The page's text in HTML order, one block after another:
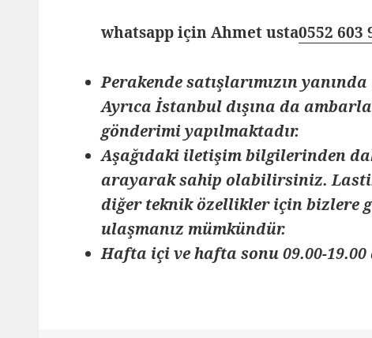
whatsapp için Ahmet usta0552 603
Perakende satışlarımızın
Ayrıca İstanbul dışına da
gönderimi yapılmaktadır.
Aşağıdaki iletişim bilgilerinden
arayarak sahip olabilirsiniz.
diğer teknik özellikler için bizlere
ulaşmanız mümkündür.
Hafta içi ve hafta sonu 09.00-